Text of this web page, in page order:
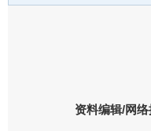
资料编辑/网络